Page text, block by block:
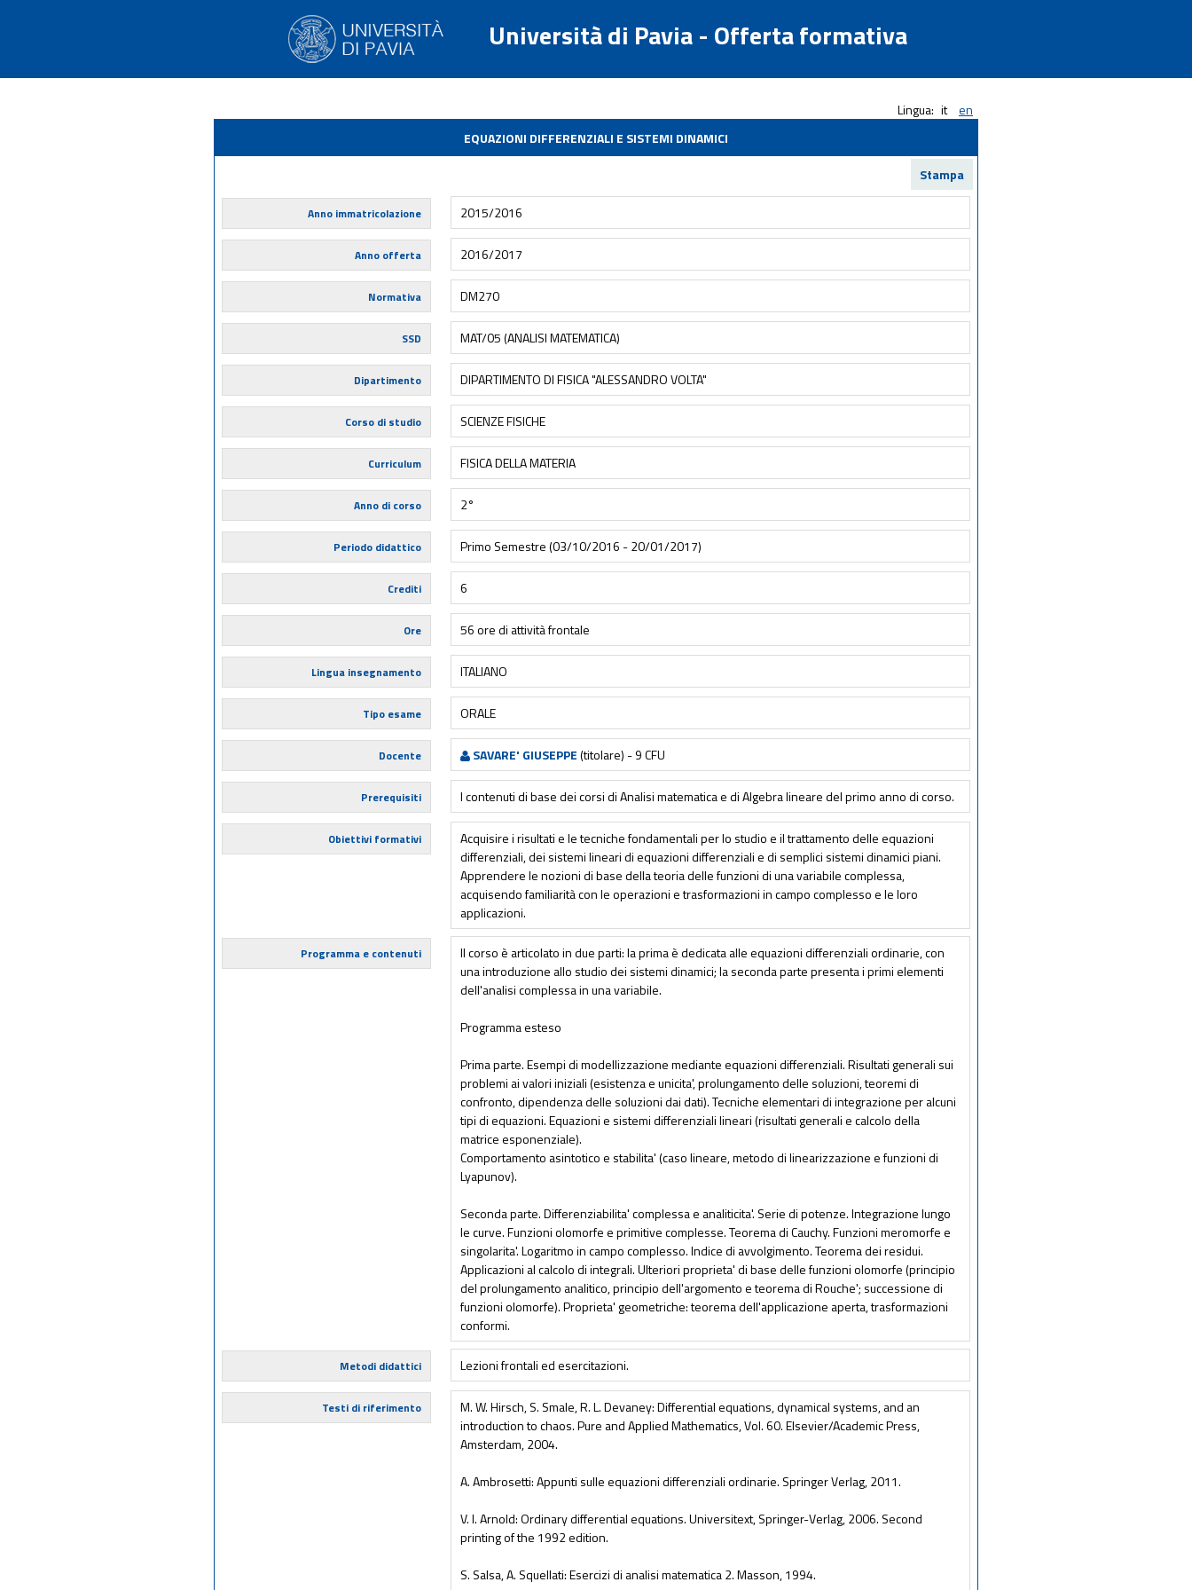
Università di Pavia - Offerta formativa
Lingua: it
en
EQUAZIONI DIFFERENZIALI E SISTEMI DINAMICI
Stampa
Anno immatricolazione 2015/2016
Anno offerta 2016/2017
Normativa DM270
SSD MAT/05 (ANALISI MATEMATICA)
Dipartimento DIPARTIMENTO DI FISICA "ALESSANDRO VOLTA"
Corso di studio SCIENZE FISICHE
Curriculum FISICA DELLA MATERIA
Anno di corso 2°
Periodo didattico Primo Semestre (03/10/2016 - 20/01/2017)
Crediti 6
Ore 56 ore di attività frontale
Lingua insegnamento ITALIANO
Tipo esame ORALE
Docente SAVARE' GIUSEPPE(titolare) - 9 CFU
Prerequisiti I contenuti di base dei corsi di Analisi matematica e di Algebra lineare del primo anno di corso.
Obiettivi formativi
Acquisire i risultati e le tecniche fondamentali per lo studio e il trattamento delle equazioni
differenziali, dei sistemi lineari di equazioni differenziali e di semplici sistemi dinamici piani.
Apprendere le nozioni di base della teoria delle funzioni di una variabile complessa,
acquisendo familiarità con le operazioni e trasformazioni in campo complesso e le loro
applicazioni.
Programma e contenuti
Il corso è articolato in due parti: la prima è dedicata alle equazioni differenziali ordinarie, con
una introduzione allo studio dei sistemi dinamici; la seconda parte presenta i primi elementi
dell'analisi complessa in una variabile.
Programma esteso
Prima parte. Esempi di modellizzazione mediante equazioni differenziali. Risultati generali sui
problemi ai valori iniziali (esistenza e unicita', prolungamento delle soluzioni, teoremi di
confronto, dipendenza delle soluzioni dai dati). Tecniche elementari di integrazione per alcuni
tipi di equazioni. Equazioni e sistemi differenziali lineari (risultati generali e calcolo della
matrice esponenziale).
Comportamento asintotico e stabilita' (caso lineare, metodo di linearizzazione e funzioni di
Lyapunov).
Seconda parte. Differenziabilita' complessa e analiticita'. Serie di potenze. Integrazione lungo
le curve. Funzioni olomorfe e primitive complesse. Teorema di Cauchy. Funzioni meromorfe e
singolarita'. Logaritmo in campo complesso. Indice di avvolgimento. Teorema dei residui.
Applicazioni al calcolo di integrali. Ulteriori proprieta' di base delle funzioni olomorfe (principio
del prolungamento analitico, principio dell'argomento e teorema di Rouche'; successione di
funzioni olomorfe). Proprieta' geometriche: teorema dell'applicazione aperta, trasformazioni
conformi.
Metodi didattici Lezioni frontali ed esercitazioni.
Testi di riferimento
M. W. Hirsch, S. Smale, R. L. Devaney: Differential equations, dynamical systems, and an
introduction to chaos. Pure and Applied Mathematics, Vol. 60. Elsevier/Academic Press,
Amsterdam, 2004.
A. Ambrosetti: Appunti sulle equazioni differenziali ordinarie. Springer Verlag, 2011.
V. I. Arnold: Ordinary differential equations. Universitext, Springer-Verlag, 2006. Second
printing of the 1992 edition.
S. Salsa, A. Squellati: Esercizi di analisi matematica 2. Masson, 1994.